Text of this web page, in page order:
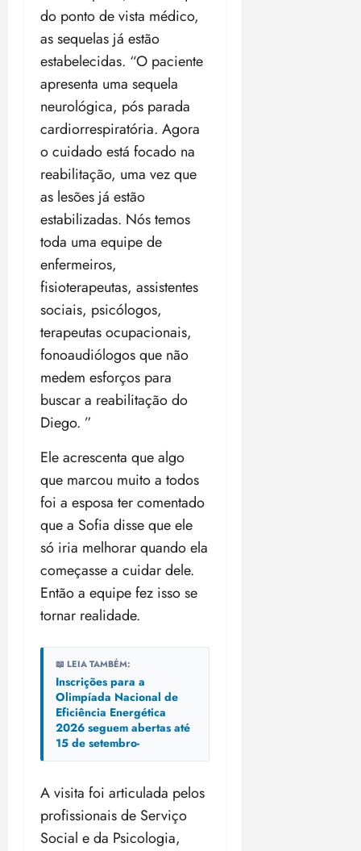
do ponto de vista médico,
as sequelas já estão
estabelecidas. “O paciente
apresenta uma sequela
neurológica, pós parada
cardiorrespiratória. Agora
o cuidado está focado na
reabilitação, uma vez que
as lesões já estão
estabilizadas. Nós temos
toda uma equipe de
enfermeiros,
fisioterapeutas, assistentes
sociais, psicólogos,
terapeutas ocupacionais,
fonoaudiólogos que não
medem esforços para
buscar a reabilitação do
Diego. ”
Ele acrescenta que algo
que marcou muito a todos
foi a esposa ter comentado
que a Sofia disse que ele
só iria melhorar quando ela
começasse a cuidar dele.
Então a equipe fez isso se
tornar realidade.
📖 LEIA TAMBÉM:
Inscrições para a
Olimpíada Nacional de
Eficiência Energética
2026 seguem abertas até
15 de setembro-
A visita foi articulada pelos
profissionais de Serviço
Social e da Psicologia,